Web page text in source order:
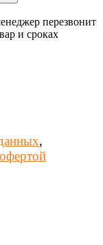
перезвонит
и сроках
,
офертой